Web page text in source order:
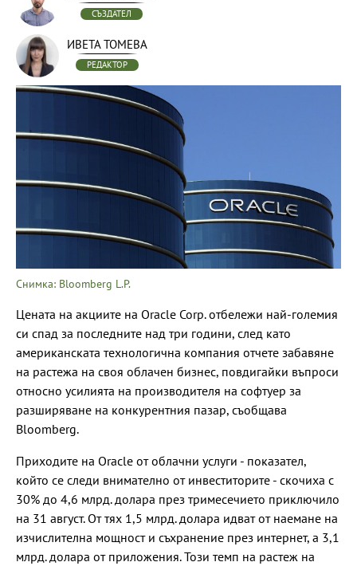
СЪЗДАТЕЛ
ИВЕТА ТОМЕВА
РЕДАКТОР
Снимка: Bloomberg L.P.
Цената на акциите на Oracle Corp. отбележи най-големия
си спад за последните над три години, след като
американската технологична компания отчете забавяне
на растежа на своя облачен бизнес, повдигайки въпроси
относно усилията на производителя на софтуер за
разширяване на конкурентния пазар, съобщава
Bloomberg.
Приходите на Oracle от облачни услуги - показател,
който се следи внимателно от инвеститорите - скочиха с
30% до 4,6 млрд. долара през тримесечието приключило
на 31 август. От тях 1,5 млрд. долара идват от наемане на
изчислителна мощност и съхранение през интернет, а 3,1
млрд. долара от приложения. Този темп на растеж на